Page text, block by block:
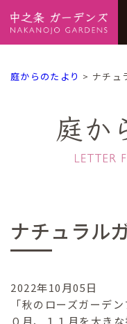
庭からのたより > ナチュ
庭か
ナチュラル
2022年10月05日
「秋のローズガーデ
０月、１１月を大き